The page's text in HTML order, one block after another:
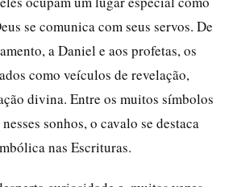
se comunica com seus servos. De
a Daniel e aos profetas, os
como veículos de revelação,
divina. Entre os muitos símbolos
sonhos, o cavalo se destaca
nas Escrituras.